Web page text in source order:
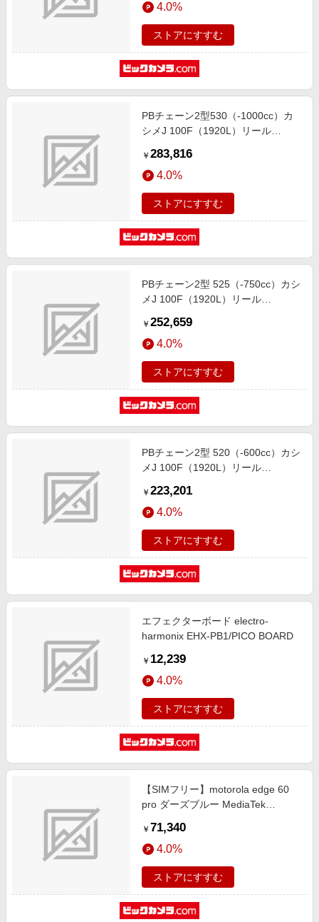
4.0%
ストアにすすむ
PBチェーン2型530（-1000cc）カ
シメJ 100F（1920L）リール
￥ 283,816
4.0%
ストアにすすむ
PBチェーン2型 525（-750cc）カシ
メJ 100F（1920L）リール
￥ 252,659
4.0%
ストアにすすむ
PBチェーン2型 520（-600cc）カシ
メJ 100F（1920L）リール
￥ 223,201
4.0%
ストアにすすむ
エフェクターボード electro-
harmonix EHX-PB1/PICO BOARD
￥ 12,239
4.0%
ストアにすすむ
【SIMフリー】motorola edge 60
pro ダーズブルー MediaTek
ストレージ：12GB/256GB
nanoSIM/eSIM SIMフリースマート
フォン ダーズブルー PB7U0001JP
￥ 71,340
4.0%
ストアにすすむ